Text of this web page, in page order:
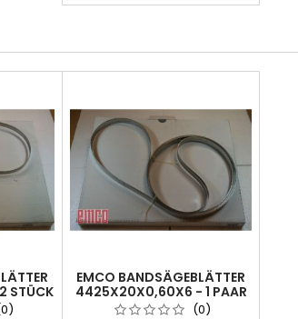
STÜCK
EMCO BANDSÄGEBLÄTTER
4425X20X0,60X6 - 1 PAAR
= 2 STÜCK(0)